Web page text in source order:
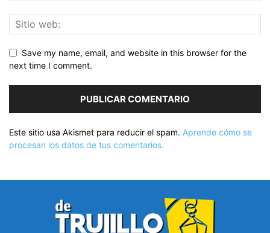
Save my name, email, and website in this browser for the
next time I comment.
Este sitio usa Akismet para reducir el spam. Aprende cómo se
procesan los datos de tus comentarios.